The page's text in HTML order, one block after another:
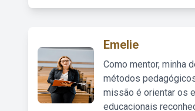
Emelie
Como mentor, minha
métodos
missão é orientar os
educacionais